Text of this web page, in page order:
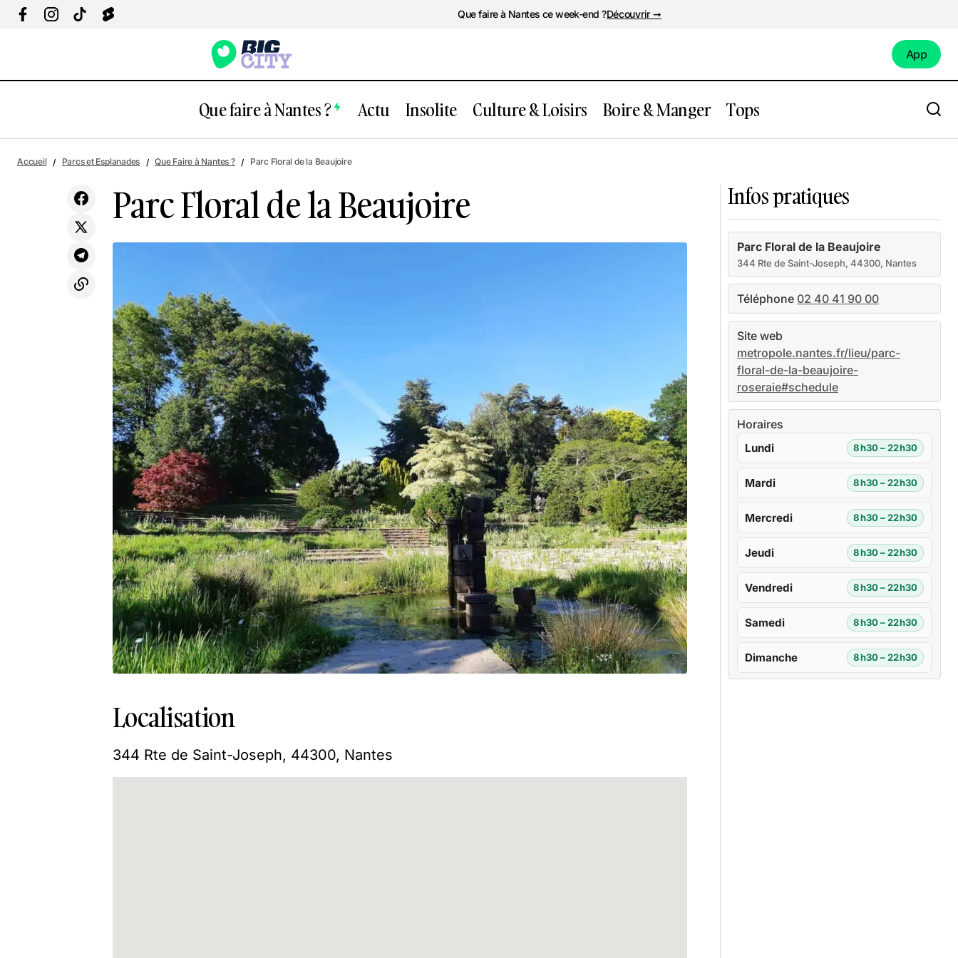
Que faire à Nantes ce week-end ?Découvrir ➞
App
Que faire à Nantes ? Actu Insolite Culture & Loisirs Boire & Manger Tops
Vendéspace
Accueil Parcs et Esplanades Que Faire à Nantes ? Parc Floral de la Beaujoire
Parc Floral de la Beaujoire
Localisation
344 Rte de Saint-Joseph, 44300, Nantes
Infos pratiques
Parc Floral de la Beaujoire
344 Rte de Saint-Joseph, 44300, Nantes
Téléphone 02 40 41 90 00
Site web
metropole.nantes.fr/lieu/parc-
floral-de-la-beaujoire-
roseraie#schedule
Horaires
Lundi 8h30 – 22h30
Mardi 8h30 – 22h30
Mercredi 8h30 – 22h30
Jeudi 8h30 – 22h30
Vendredi 8h30 – 22h30
Samedi 8h30 – 22h30
Dimanche 8h30 – 22h30